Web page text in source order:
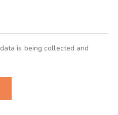
is being collected and